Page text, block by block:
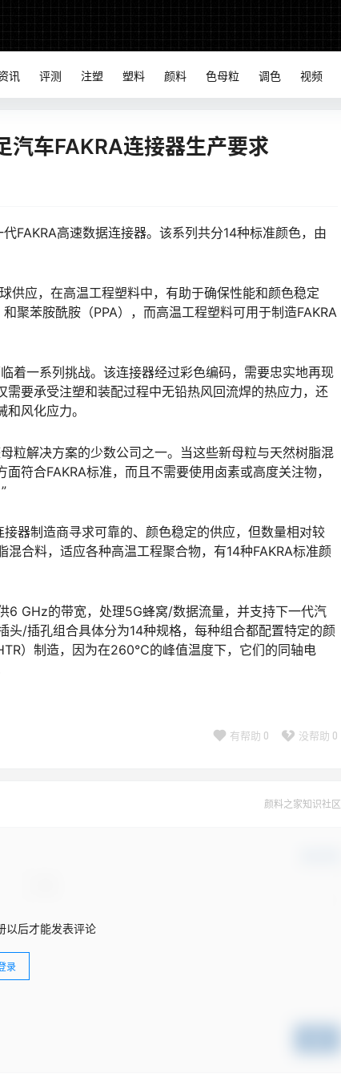
讯 评测 注塑 塑料 颜料 色母粒 调色 视频
汽车FAKRA连接器生产要求
FAKRA高速数据连接器。该系列共分14种标准颜色，由
供应，在高温工程塑料中，有助于确保性能和颜色稳定
聚苯胺酰胺（PPA），而高温工程塑料可用于制造FAKRA
着一系列挑战。该连接器经过彩色编码，需要忠实地再现
要承受注塑和装配过程中无铅热风回流焊的热应力，还
风化应力。
粒解决方案的少数公司之一。当这些新母粒与天然树脂混
符合FAKRA标准，而且不需要使用卤素或高度关注物，
器制造商寻求可靠的、颜色稳定的供应，但数量相对较
混合料，适应各种高温工程聚合物，有14种FAKRA标准颜
6 GHz的带宽，处理5G蜂窝/数据流量，并支持下一代汽
头/插孔组合具体分为14种规格，每种组合都配置特定的颜
）制造，因为在260℃的峰值温度下，它们的同轴电
有帮助 0 没帮助 0
颜料之家知识社区
以后才能发表评论
录